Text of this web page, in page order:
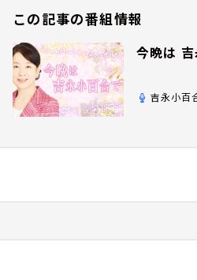
この記事の番組情報
今晩は
吉永小百